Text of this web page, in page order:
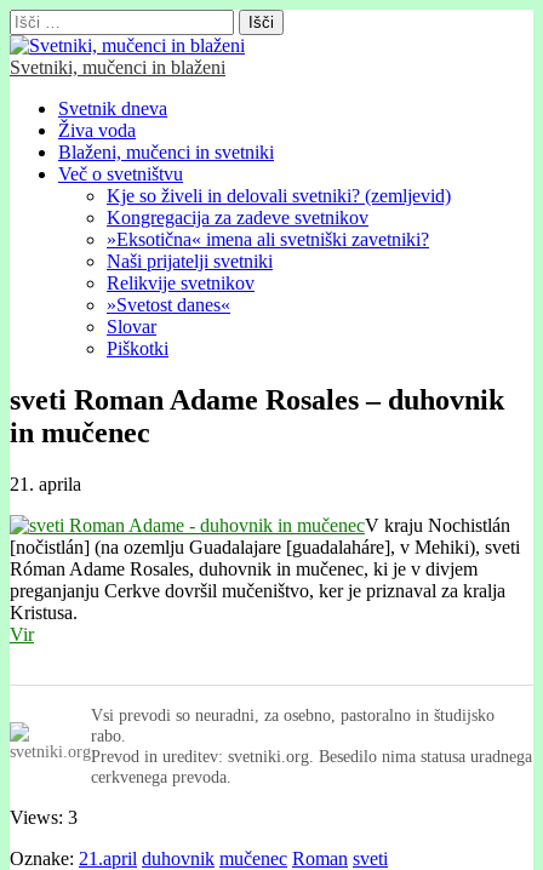
Išči:
Svetniki, mučenci in blaženi
Glavni
meni
Skip
content
Svetnik dneva
Živa voda
Blaženi, mučenci in svetniki
Več o svetništvu
Kje so živeli in delovali svetniki? (zemljevid)
Kongregacija za zadeve svetnikov
»Eksotična« imena ali svetniški zavetniki?
Naši prijatelji svetniki
Relikvije svetnikov
»Svetost danes«
Slovar
Piškotki
sveti Roman Adame Rosales – duhovnik
in mučenec
21. aprila
V kraju Nochistlán
[nočistlán] (na ozemlju Guadalajare [guadalaháre], v Mehiki), sveti
Róman Adame Rosales, duhovnik in mučenec, ki je v divjem
preganjanju Cerkve dovršil mučeništvo, ker je priznaval za kralja
Kristusa.
Vir
Vsi prevodi so neuradni, za osebno, pastoralno in študijsko
rabo.
Prevod in ureditev: svetniki.org. Besedilo nima statusa uradnega
cerkvenega prevoda.
Views: 3
Oznake: 21.april duhovnik mučenec Roman sveti